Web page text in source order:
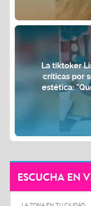
La tiktoker
críticas por
estética:
ESCUCHA EN